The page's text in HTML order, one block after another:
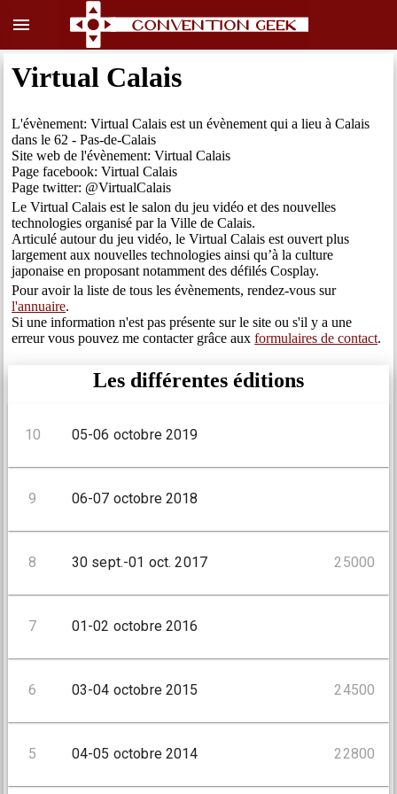
menu
Virtual Calais
L'évènement: Virtual Calais est un évènement qui a lieu à Calais
dans le 62 - Pas-de-Calais
Site web de l'évènement: Virtual Calais
Page facebook: Virtual Calais
Page twitter: @VirtualCalais
Le Virtual Calais est le salon du jeu vidéo et des nouvelles
technologies organisé par la Ville de Calais.
Articulé autour du jeu vidéo, le Virtual Calais est ouvert plus
largement aux nouvelles technologies ainsi qu’à la culture
japonaise en proposant notamment des défilés Cosplay.
Pour avoir la liste de tous les évènements, rendez-vous sur
l'annuaire.
Si une information n'est pas présente sur le site ou s'il y a une
erreur vous pouvez me contacter grâce auxformulaires de contact.
Les différentes éditions
10 05-06 octobre 2019
9 06-07 octobre 2018
8 30 sept.-01 oct. 2017 25000
7 01-02 octobre 2016
6 03-04 octobre 2015 24500
5 04-05 octobre 2014 22800